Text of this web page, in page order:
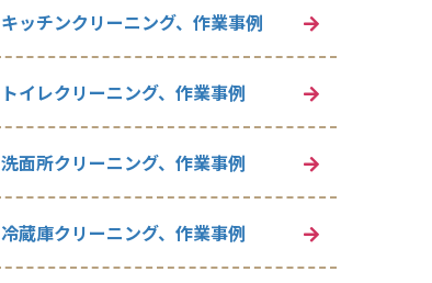
キッチンクリーニング、作業事例
トイレクリーニング、作業事例
洗面所クリーニング、作業事例
冷蔵庫クリーニング、作業事例